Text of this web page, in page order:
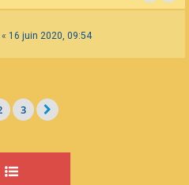
« 16 juin 2020, 09:54
3